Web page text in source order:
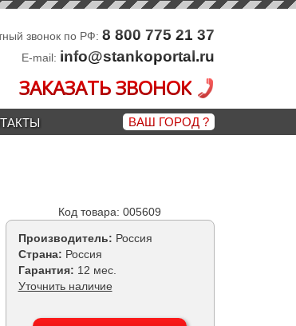
звонок по РФ: 8 800 775 21 37
E-mail: info@stankoportal.ru
ЗАКАЗАТЬ ЗВОНОК
ВАШ ГОРОД?
Код товара: 005609
Производитель: Россия
Страна: Россия
Гарантия: 12 мес.
Уточнить наличие